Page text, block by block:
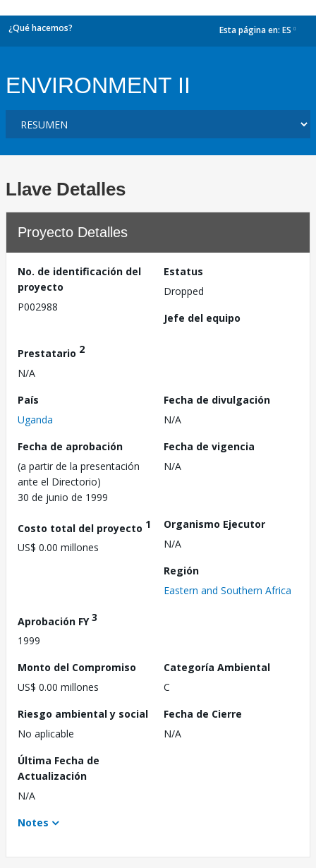
¿Qué hacemos? Esta página en: ES
ENVIRONMENT II
Llave Detalles
Proyecto Detalles
No. de identificación del
proyecto
P002988
Estatus
Dropped
Jefe del equipo
Prestatario 2
N/A
País
Uganda
Fecha de divulgación
N/A
Fecha de aprobación
(a partir de la presentación
ante el Directorio)
30 de junio de 1999
Fecha de vigencia
N/A
Costo total del proyecto 1
US$ 0.00 millones
Organismo Ejecutor
N/A
Región
Eastern and Southern Africa
Aprobación FY3
1999
Monto del Compromiso
US$ 0.00 millones
Categoría Ambiental
C
Riesgo ambiental y social
No aplicable
Fecha de Cierre
N/A
Última Fecha de
Actualización
N/A
Notes